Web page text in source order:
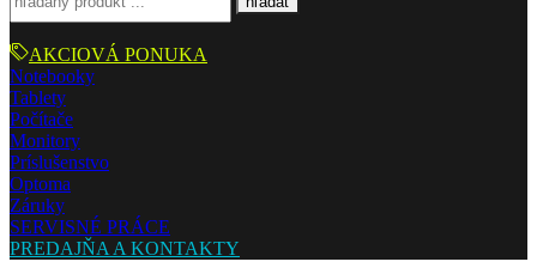
AKCIOVÁ PONUKA
Notebooky
Tablety
Počítače
Monitory
Príslušenstvo
Optoma
Záruky
SERVISNÉ PRÁCE
PREDAJŇA A KONTAKTY